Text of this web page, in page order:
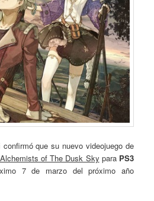
confirmó que su nuevo videojuego de
of The Dusk Sky para PS3
7 de marzo del próximo año